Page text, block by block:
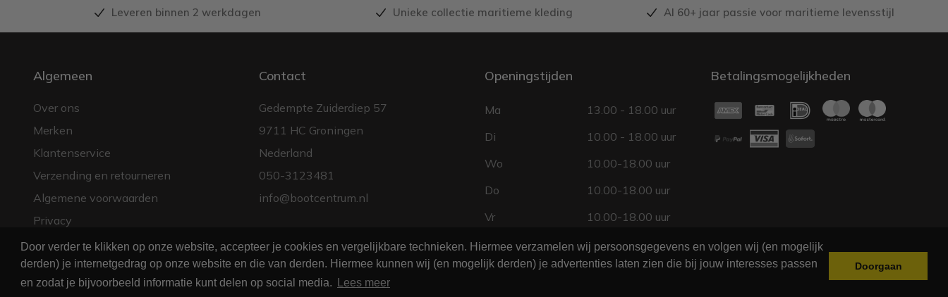
Door verder te klikken op onze website, accepteer je cookies en vergelijkbare technieken. Hiermee verzamelen wij persoonsgegevens en volgen wij (en mogelijk
derden) je internetgedrag op onze website en die van derden. Hiermee kunnen wij (en mogelijk derden) je advertenties laten zien die bij jouw interesses passen
en zodat je bijvoorbeeld informatie kunt delen op social media.
Lees meer
Doorgaan
Leveren binnen 2 werkdagen Unieke collectie maritieme kleding Al 60+ jaar passie voor maritieme levensstijl
Algemeen
Over ons
Merken
Klantenservice
Verzending en retourneren
Algemene voorwaarden
Privacy
Contact
Gedempte Zuiderdiep 57
9711 HC Groningen
Nederland
050-3123481
info@bootcentrum.nl
Openingstijden
Ma
13.00 - 18.00 uur
Di
10.00 - 18.00 uur
Wo
10.00-18.00 uur
Do
10.00-18.00 uur
Vr
10.00-18.00 uur
Za
10.00 - 17.00 uur
Zo
gesloten
Betalingsmogelijkheden